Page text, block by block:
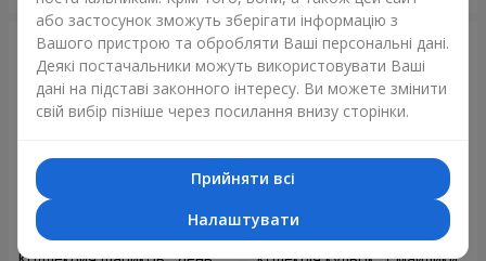
або застосунок зможуть зберігати інформацію з
Вашого пристрою та обробляти Ваші персональні дані.
Деякі постачальники можуть використовувати Ваші
дані на підставі законного інтересу. Ви можете змінити
свій вибір пізніше через посилання внизу сторінки.
Прийняти всі
Налаштувати